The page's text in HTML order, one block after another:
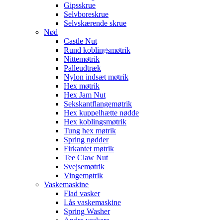
Gipsskrue
Selvboreskrue
Selvskærende skrue
Nød
Castle Nut
Rund koblingsmøtrik
Nittemøtrik
Palleudtræk
Nylon indsæt møtrik
Hex møtrik
Hex Jam Nut
Sekskantflangemøtrik
Hex kuppelhætte nødde
Hex koblingsmøtrik
Tung hex møtrik
Spring nødder
Firkantet møtrik
Tee Claw Nut
Svejsemøtrik
Vingemøtrik
Vaskemaskine
Flad vasker
Lås vaskemaskine
Spring Washer